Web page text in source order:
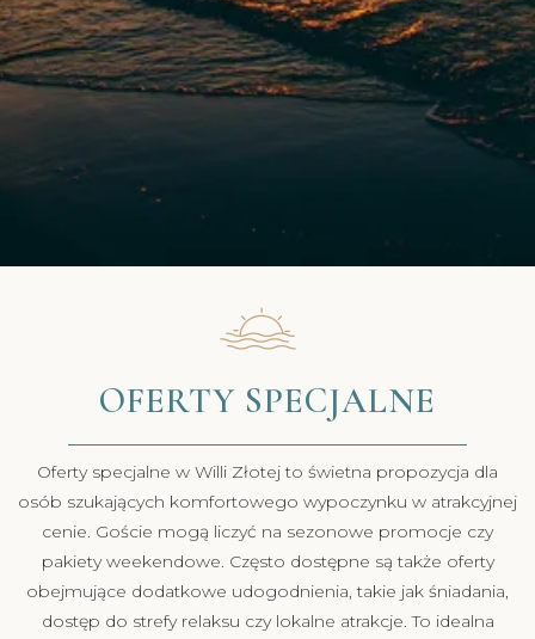
OFERTY SPECJALNE
Oferty specjalne w Willi Złotej to świetna propozycja dla
osób szukających komfortowego wypoczynku w atrakcyjnej
cenie. Goście mogą liczyć na sezonowe promocje czy
pakiety weekendowe. Często dostępne są także oferty
obejmujące dodatkowe udogodnienia, takie jak śniadania,
dostęp do strefy relaksu czy lokalne atrakcje. To idealna